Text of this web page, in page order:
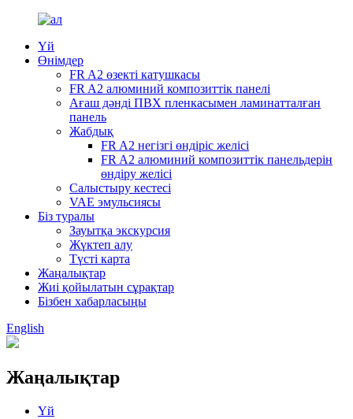
Үй
Өнімдер
FR A2 өзекті катушкасы
FR A2 алюминий композиттік панелі
Ағаш дәнді ПВХ пленкасымен ламинатталған
панель
Жабдық
FR A2 негізгі өндіріс желісі
FR A2 алюминий композиттік панельдерін
өндіру желісі
Салыстыру кестесі
VAE эмульсиясы
Біз туралы
Зауытқа экскурсия
Жүктеп алу
Түсті карта
Жаңалықтар
Жиі қойылатын сұрақтар
Бізбен хабарласыңы
English
Жаңалықтар
Үй